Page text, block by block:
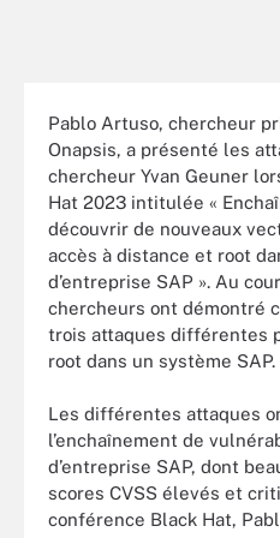
Pablo Artuso, chercheur
Onapsis, a présenté les
chercheur Yvan Geuner
Hat 2023 intitulée «
découvrir de nouveaux
accès à distance et root
d’entreprise SAP ». Au
chercheurs ont démontré
trois attaques différentes
root dans un système SAP.
Les différentes attaques
l’enchaînement de
d’entreprise SAP, dont
scores CVSS élevés et
conférence Black Hat,